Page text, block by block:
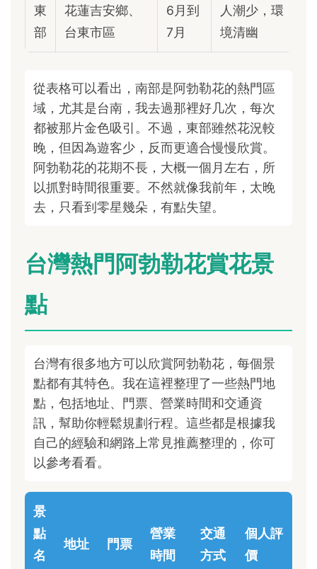
東
部
花蓮吉安鄉、
台東市區
6月到
7月
人潮少，環
境清幽
從表格可以看出，南部是阿勃勒花的熱門區
域，尤其是台南，我去過那裡好几次，每次
都被那片金色吸引。不過，東部雖然花況較
晚，但因為遊客少，反而更適合慢慢欣賞。
阿勃勒花的花期不長，大概一個月左右，所
以抓對時間很重要。不然就像我前年，太晚
去，只看到零星幾朵，有點失望。
台灣熱門阿勃勒花賞花景
點
台灣有很多地方可以欣賞阿勃勒花，每個景
點都有其特色。我在這裡整理了一些熱門地
點，包括地址、門票、營業時間和交通資
訊，幫助你輕鬆規劃行程。這些都是根據我
自己的經驗和網路上常見推薦整理的，你可
以參考看看。
景
點
名
地址 門票
營業
時間
交通
方式
個人評
價